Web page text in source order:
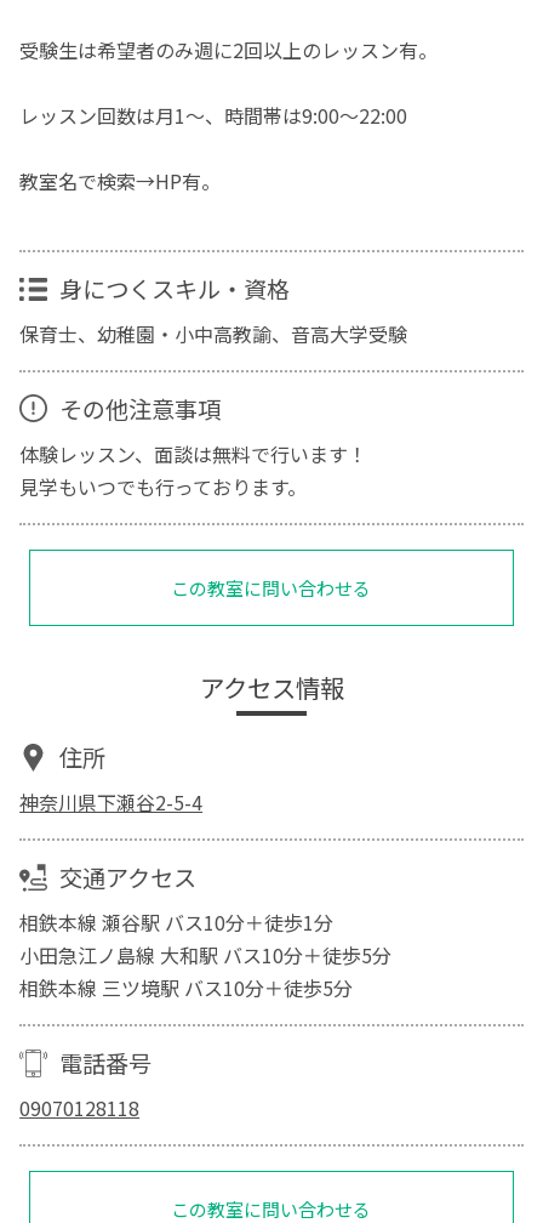
受験生は希望者のみ週に2回以上のレッスン有。
レッスン回数は月1～、時間帯は9:00～22:00
教室名で検索→HP有。
身につくスキル・資格
保育士、幼稚園・小中高教諭、音高大学受験
その他注意事項
体験レッスン、面談は無料で行います！
見学もいつでも行っております。
この教室に問い合わせる
アクセス情報
住所
神奈川県下瀬谷2-5-4
交通アクセス
相鉄本線 瀬谷駅 バス10分＋徒歩1分
小田急江ノ島線 大和駅 バス10分＋徒歩5分
相鉄本線 三ツ境駅 バス10分＋徒歩5分
電話番号
09070128118
この教室に問い合わせる